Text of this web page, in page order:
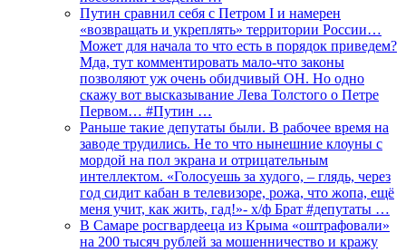
Путин сравнил себя с Петром I и намерен
«возвращать и укреплять» территории России…
Может для начала то что есть в порядок приведем?
Мда, тут комментировать мало-что законы
позволяют уж очень обидчивый ОН. Но одно
скажу вот высказывание Лева Толстого о Петре
Первом… #Путин …
Раньше такие депутаты были. В рабочее время на
заводе трудились. Не то что нынешние клоуны с
мордой на пол экрана и отрицательным
интеллектом. «Голосуешь за худого, – глядь, через
год сидит кабан в телевизоре, рожа, что жопа, ещё
меня учит, как жить, гад!»- х/ф Брат #депутаты …
В Самаре росгвардееца из Крыма «оштрафовали»
на 200 тысяч рублей за мошенничество и кражу